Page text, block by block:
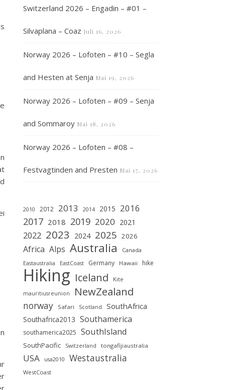
Switzerland 2026 – Engadin – #01 –
Silvaplana – Coaz Juli 16, 2026
Norway 2026 – Lofoten – #10 – Segla
and Hesten at Senja Mai 19, 2026
Norway 2026 – Lofoten – #09 – Senja
and Sommaroy Mai 18, 2026
Norway 2026 – Lofoten – #08 –
Festvagtinden and Presten Mai 17, 2026
2010 2012 2013 2014 2015 2016
2017 2018 2019 2020 2021
2022 2023 2024 2025 2026
Africa Alps Australia Canada
Eastaustralia EastCoast Germany Hawaii hike
Hiking Iceland Kite
mauritiusreunion NewZealand
norway Safari Scotland SouthAfrica
Southafrica2013 Southamerica
southamerica2025 SouthIsland
SouthPacific Switzerland tongafijiaustralia
USA usa2010 Westaustralia
WestCoast